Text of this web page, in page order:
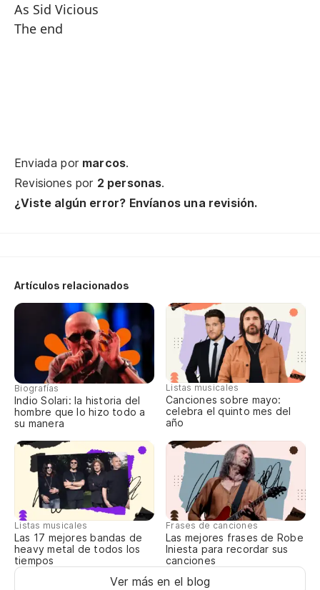
As Sid Vicious
The end
Enviada por marcos.
Revisiones por 2 personas.
¿Viste algún error? Envíanos una revisión.
Artículos relacionados
Biografías
Indio Solari: la historia del
hombre que lo hizo todo a
su manera
Listas musicales
Canciones sobre mayo:
celebra el quinto mes del
año
Listas musicales
Las 17 mejores bandas de
heavy metal de todos los
tiempos
Frases de canciones
Las mejores frases de Robe
Iniesta para recordar sus
canciones
Ver más en el blog